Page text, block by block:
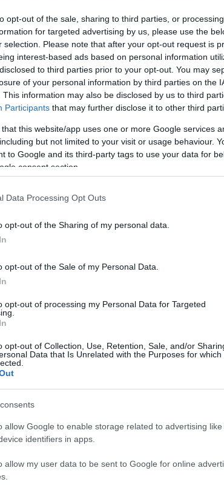
opt-out of the sale, sharing to third parties, or
for targeted advertising by us, please use the
selection. Please note that after your opt-out request is
interest-based ads based on personal information
to third parties prior to your opt-out. You may
of your personal information by third parties on the
This information may also be disclosed by us to third
Participants that may further disclose it to other third
that this website/app uses one or more Google services
but not limited to your visit or usage behaviour.
to Google and its third-party tags to use your data for
consent section.
Data Processing Opt Outs
opt-out of the Sharing of my personal data.
opt-out of the Sale of my Personal Data.
opt-out of processing my Personal Data for Targeted
opt-out of Collection, Use, Retention, Sale, and/or
Data that Is Unrelated with the Purposes for which
allow Google to enable storage related to advertising
identifiers in apps.
allow my user data to be sent to Google for online
mercado de0e está sendo negociado em torno
2021, 2022, 2023, 2024, 2025
USD. No início de outubro de 2021, o preço
$ 2,82, preço mínimo de $ 2,35 para outubro
2021 é $ 2,58. previsão de preço no final de
de 2021 6%.